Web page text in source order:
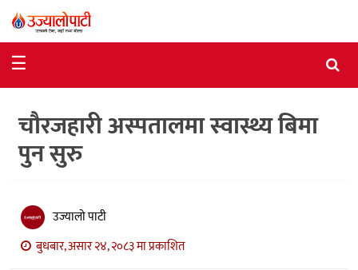
राजनीति
विशेष
आर्थिक
अन्तर्वार्ता
मनोरञ्जन
☰
चौरजहारी अस्पतालमा स्वास्थ्य बिमा
पुन सुरु
उज्यालो पाटी
बुधबार, असार २४, २०८३ मा प्रकाशित